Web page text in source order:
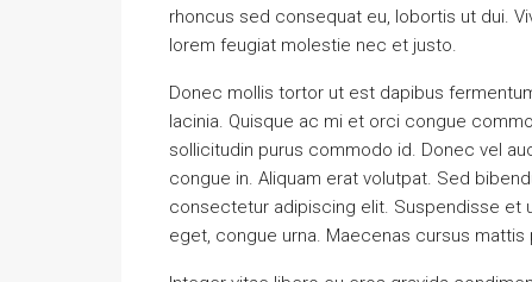
rhoncus sed consequat eu, lobortis ut dui.
lorem feugiat molestie nec et justo.
Donec mollis tortor ut est dapibus
lacinia. Quisque ac mi et orci congue
sollicitudin purus commodo id. Donec vel
congue in. Aliquam erat volutpat. Sed
consectetur adipiscing elit. Suspendisse et
eget, congue urna. Maecenas cursus